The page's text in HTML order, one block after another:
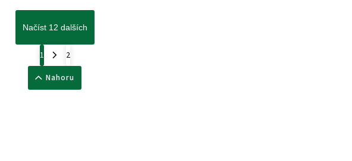
Načíst 12 dalších
1
2
Nahoru